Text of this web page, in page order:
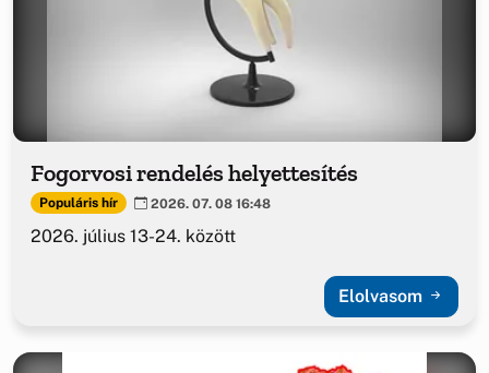
Fogorvosi rendelés helyettesítés
Populáris hír 2026. 07. 08 16:48
2026. július 13-24. között
Elolvasom